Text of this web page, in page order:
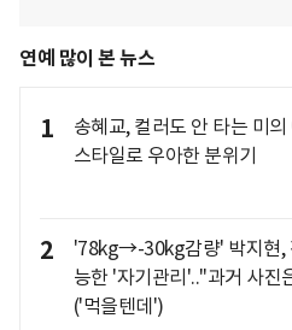
연예 많이 본 뉴스
1
송혜교, 컬러도 안 타는 미
스타일로 우아한 분위기
2
'78kg→-30kg감량' 박지현,
능한 '자기관리'.."과거 사진
('먹을텐데')